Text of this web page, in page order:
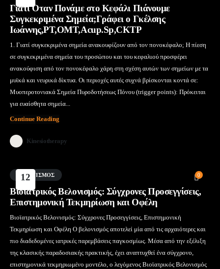
Γιατί Όταν Πονάμε στο Κεφάλι Πιάνουμε
Συγκεκριμένα Σημεία;Γράφει ο Γκέλσης
Ιωάννης,PT,OMT,Acup.Sp,CKTP
1. Γιατί συγκεκριμένα σημεία ανακουφίζουν από τον πονοκέφαλο; Η πίεση
σε συγκεκριμένα σημεία του προσώπου και του κεφαλιού προσφέρει
ανακούφιση από τον πονοκέφαλο χάρη στη σχέση αυτών των σημείων με τα
μυϊκά και νευρικά δίκτυα. Οι περιοχές αυτές συχνά βρίσκονται κοντά σε:
Μυοπεροτονιακά Σημεία Πυροδοτήσεως Πόνου (trigger points): Πρόκειται
για ευαίσθητα σημεία...
Continue Reading
Kinesiotherapy
12 0
ΒΕΛΟΝΙΣΜΌΣ
Βιοϊατρικός Βελονισμός: Σύγχρονες Προσεγγίσεις,
Επιστημονική Τεκμηρίωση και Οφέλη
Βιοϊατρικός Βελονισμός: Σύγχρονες Προσεγγίσεις, Επιστημονική
Τεκμηρίωση και Οφέλη Ο βελονισμός αποτελεί μία από τις αρχαιότερες και
πιο διαδεδομένες ιατρικές παρεμβάσεις παγκοσμίως. Μέσα από την εξέλιξη
της κλασικής παραδοσιακής πρακτικής, έχει αναπτυχθεί ένα σύγχρονο,
επιστημονικά τεκμηριωμένο μοντέλο, ο λεγόμενος Βιοϊατρικός Βελονισμός